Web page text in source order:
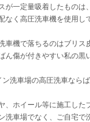
が一定量吸着したもの
なく高圧洗車機を使用し
車機で落ちるのはブリス
ん傷が付きやすい私の
ン洗車場の高圧洗車なら
、ホイール等に施工し
洗車場でなく、ご自宅